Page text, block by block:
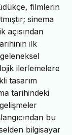
filmlerin
sinema
açısından
ilk
ilerlemelere
tasarım
tarihindeki
bu
bilgisayar